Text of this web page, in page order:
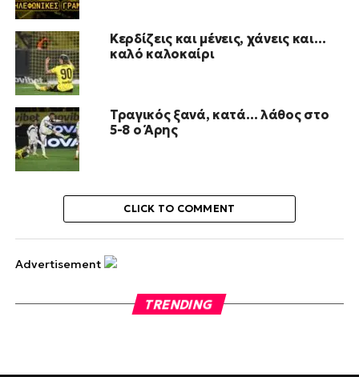
Κερδίζεις και μένεις, χάνεις και…
καλό καλοκαίρι
Τραγικός ξανά, κατά… λάθος στο
5-8 ο Άρης
CLICK TO COMMENT
Advertisement
TRENDING